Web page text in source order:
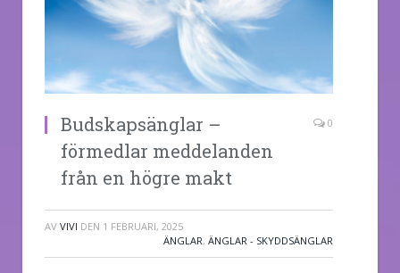
Budskapsänglar –
förmedlar meddelanden
från en högre makt
0
AV VIVI DEN 1 FEBRUARI, 2025
ÄNGLAR, ÄNGLAR - SKYDDSÄNGLAR